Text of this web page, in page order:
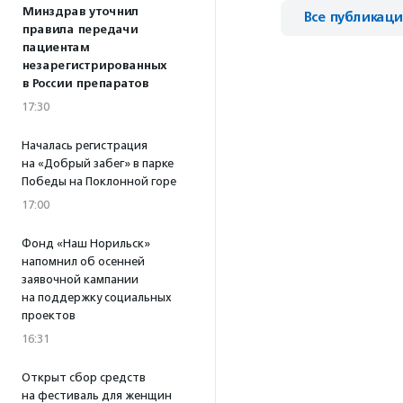
Минздрав уточнил
правила передачи
пациентам
незарегистрированных
в России препаратов
17:30
Началась регистрация
на «Добрый забег» в парке
Победы на Поклонной горе
17:00
Фонд «Наш Норильск»
напомнил об осенней
заявочной кампании
на поддержку социальных
проектов
16:31
Открыт сбор средств
на фестиваль для женщин
Все